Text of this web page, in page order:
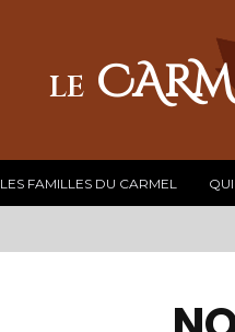
LE
LES FAMILLES DU CARMEL